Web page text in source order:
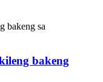
bakeng